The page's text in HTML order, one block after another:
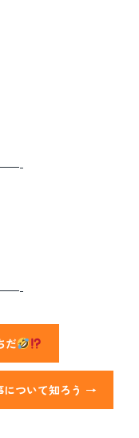
だ
ついて知ろう →